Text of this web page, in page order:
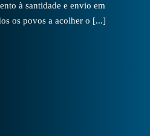
à santidade e envio em
os povos a acolher o [...]